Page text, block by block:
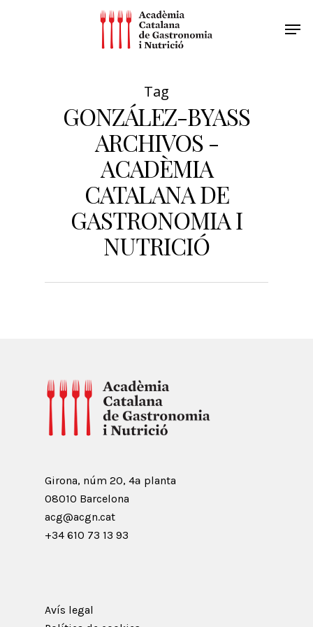
Tag
GONZÁLEZ-BYASS
ARCHIVOS -
ACADÈMIA
CATALANA DE
GASTRONOMIA I
NUTRICIÓ
Girona, núm 20, 4ª planta
08010 Barcelona
acg@acgn.cat
+34 610 73 13 93
Avís legal